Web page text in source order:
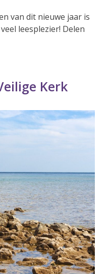
van dit nieuwe jaar is
leesplezier! Delen
Kerk